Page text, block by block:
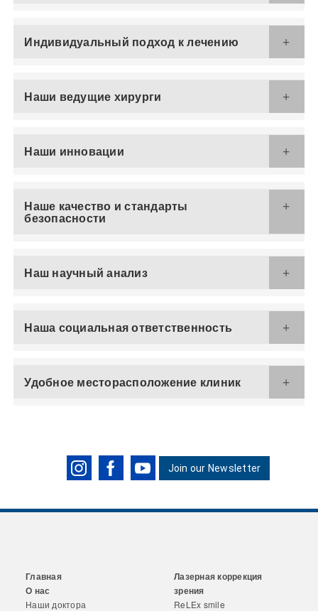
Индивидуальный подход к лечению
Наши ведущие хирурги
Наши инновации
Наше качество и стандарты
безопасности
Наш научный анализ
Наша социальная ответственность
Удобное месторасположение клиник
Join our Newsletter
Главная
О нас
Наши доктора
Лазерная коррекция
зрения
ReLEx smile